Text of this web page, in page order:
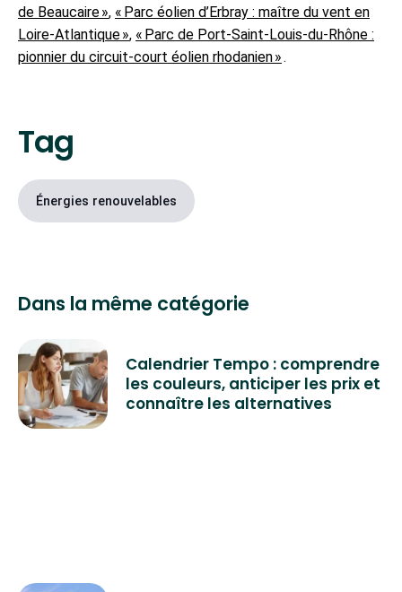
de Beaucaire », « Parc éolien d’Erbray : maître du vent en
Loire-Atlantique », « Parc de Port-Saint-Louis-du-Rhône :
pionnier du circuit-court éolien rhodanien ».
Tag
Énergies renouvelables
Dans la même catégorie
Calendrier Tempo : comprendre
les couleurs, anticiper les prix et
connaître les alternatives